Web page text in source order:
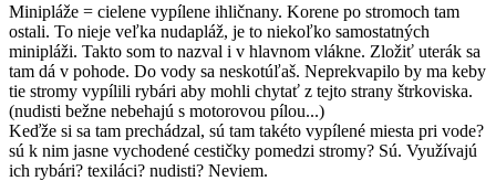
Minipláže = cielene vypílene ihličnany. Korene po stromoch tam
ostali. To nieje veľka nudapláž, je to niekoľko samostatných
minipláži. Takto som to nazval i v hlavnom vlákne. Zložiť uterák sa
tam dá v pohode. Do vody sa neskotúľaš. Neprekvapilo by ma keby
tie stromy vypílili rybári aby mohli chytať z tejto strany štrkoviska.
(nudisti bežne nebehajú s motorovou pílou...)
Keďže si sa tam prechádzal, sú tam takéto vypílené miesta pri vode?
sú k nim jasne vychodené cestičky pomedzi stromy? Sú. Využívajú
ich rybári? texiláci? nudisti? Neviem.